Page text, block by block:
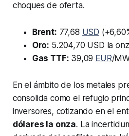
choques de oferta.
Brent: 77,68 USD
Oro: 5.204,70 USD la
Gas TTF: 39,09 EUR/
En el ámbito de los metales
consolida como el refugio
inversores, cotizando en el
dólares la onza. La